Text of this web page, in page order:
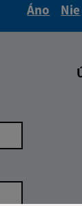
Áno
Nie